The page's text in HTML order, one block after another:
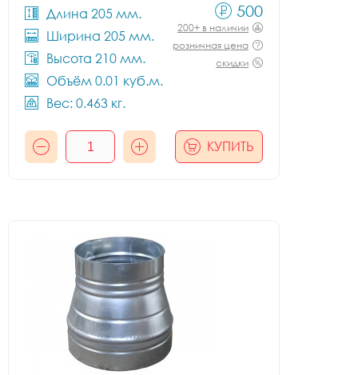
Длина 205 мм.
Ширина 205 мм.
Высота 210 мм.
Объём 0.01 куб.м.
Вес: 0.463 кг.
500
200+ в наличии
розничная цена
скидки
КУПИТЬ